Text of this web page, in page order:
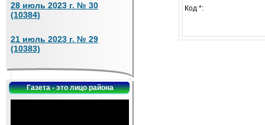
28 июль 2023 г. № 30
(10384)
21 июль 2023 г. № 29
(10383)
Газета - это лицо района
Код *: